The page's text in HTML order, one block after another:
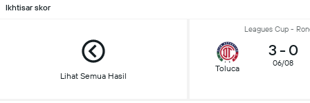
Ikhtisar skor
Lihat Semua Hasil
Leagues Cup -
Toluca
3 - 0
06/08